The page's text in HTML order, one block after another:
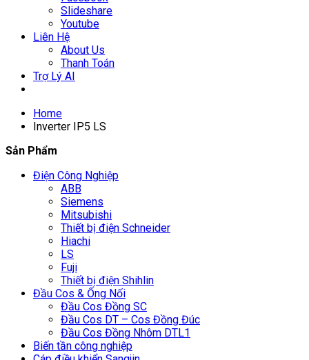
Slideshare
Youtube
Liên Hệ
About Us
Thanh Toán
Trợ Lý AI
Home
Inverter IP5 LS
Sản Phẩm
Điện Công Nghiệp
ABB
Siemens
Mitsubishi
Thiết bị điện Schneider
Hiachi
LS
Fuji
Thiết bị điện Shihlin
Đầu Cos & Ống Nối
Đầu Cos Đồng SC
Đầu Cos DT – Cos Đồng Đúc
Đầu Cos Đồng Nhôm DTL1
Biến tần công nghiệp